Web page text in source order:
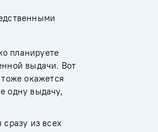
планируете
выдачи. Вот
окажется
одну выдачу,
из всех